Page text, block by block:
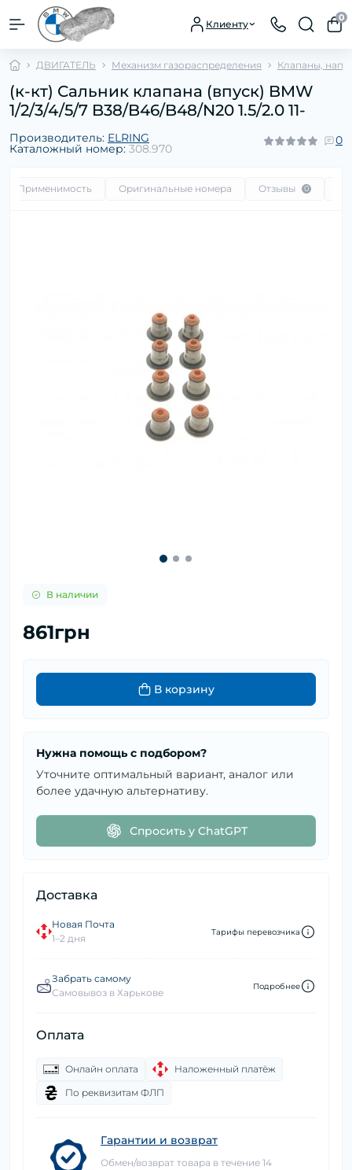
Клиенту
0
ДВИГАТЕЛЬ Механизм газораспределения Клапаны,
(к-кт) Сальник клапана (впуск) BMW
1/2/3/4/5/7 B38/B46/B48/N20 1.5/2.0 11-
Производитель: ELRING
Каталожный номер: 308.970
0
Применимость Оригинальные номера Отзывы 0
В наличии
861грн
В корзину
Нужна помощь с подбором?
Уточните оптимальный вариант, аналог или
более удачную альтернативу.
Спросить у ChatGPT
Доставка
Новая Почта
1–2 дня
Тарифы перевозчика
Забрать самому
Самовывоз в Харькове
Подробнее
Оплата
Онлайн оплата
Наложенный платёж
По реквизитам ФЛП
Гарантии и возврат
Обмен/возврат товара в течение 14